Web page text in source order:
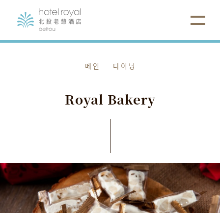
메인 다이닝
Royal Bakery